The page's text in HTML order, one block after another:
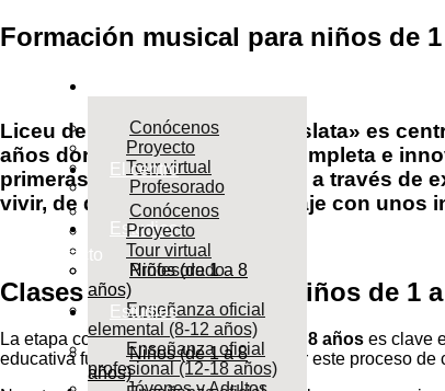
Conócenos
Proyecto
Tour virtual
Profesorado
Estudios
Niños (de 1 a 8
años)
Enseñanza oficial
elemental (8-12 años)
Enseñanza oficial
profesional (12-18 años)
El centro
Conócenos
Proyecto
Tour virtual
Profesorado
Estudios
Niños (de 1 a 8
años)
Contacto
Formación musical para niños de
Liceu de Música «Ciutat de Mislata» es
años donde ofrecemos una completa e
primeras etapas de la infancia, a través de
vivir, de disfrutar del aprendizaje con unos
Clases de música para niños de 1
La etapa comprendida entre los1 y los 8 años es clave
educativa fundamental para acompañar este proceso